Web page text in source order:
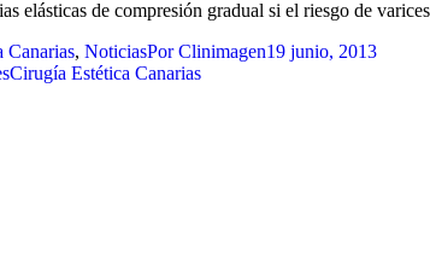
elásticas de compresión gradual si el riesgo de
Canarias, NoticiasPorClinimagen19 junio, 2013
Cirugía Estética Canarias